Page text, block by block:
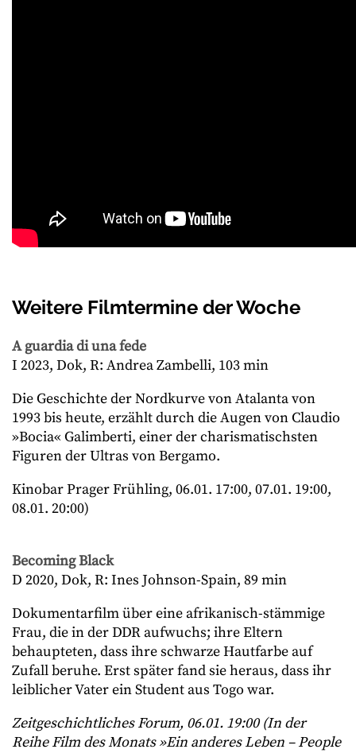
Weitere Filmtermine der Woche
A guardia di una fede
I 2023, Dok, R: Andrea Zambelli, 103 min
Die Geschichte der Nordkurve von Atalanta von
1993 bis heute, erzählt durch die Augen von Claudio
»Bocia« Galimberti, einer der charismatischsten
Figuren der Ultras von Bergamo.
Kinobar Prager Frühling, 06.01. 17:00, 07.01. 19:00,
08.01. 20:00)
Becoming Black
D 2020, Dok, R: Ines Johnson-Spain, 89 min
Dokumentarfilm über eine afrikanisch-stämmige
Frau, die in der DDR aufwuchs; ihre Eltern
behaupteten, dass ihre schwarze Hautfarbe auf
Zufall beruhe. Erst später fand sie heraus, dass ihr
leiblicher Vater ein Student aus Togo war.
Zeitgeschichtliches Forum, 06.01. 19:00 (In der
Reihe Film des Monats »Ein anderes Leben – People